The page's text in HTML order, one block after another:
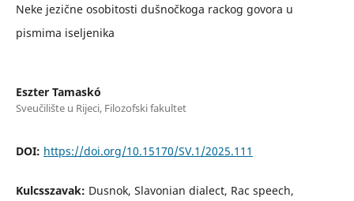
Neke jezične osobitosti dušnočkoga rackog govora u
pismima iseljenika
Eszter Tamaskó
Sveučilište u Rijeci, Filozofski fakultet
DOI: https://doi.org/10.15170/SV.1/2025.111
Kulcsszavak: Dusnok, Slavonian dialect, Rac speech,